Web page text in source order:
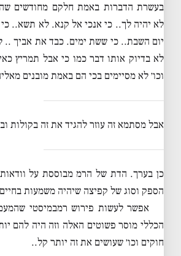
בעשרת הדברות באמת חלקם מחודשים
לא יהיה לך.. כי אנכי אל קנא. לא תשא.. כי
יום השבת.. כי ששת ימים. כבד את אביך ..
לא בדיוק אותו דבר כמו כי אבל תמריץ
וכו׳ לא מסיימים בכי הם באמת מובנים
אבל מסתמא זה עוזר להגיד את זה בקולות
כן בערך. הדת של הרמ מבוססת על
הספק וסוג של קפיצה שיהיה משמעות
אפשר לעשות פירוש רמבמיסטי
הכללי מוסר פשוטים האלה וזה היה להם
חוקים וכו׳ שעושים את זה יותר קל..